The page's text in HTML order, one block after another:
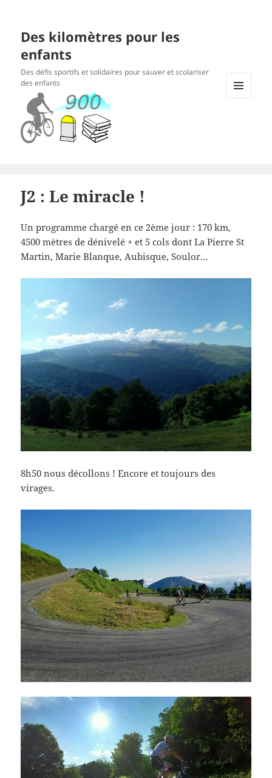
Des kilomètres pour les
enfants
Des défis sportifs et solidaires pour sauver et scolariser
des enfants
J2 : Le miracle !
Un programme chargé en ce 2ème jour : 170 km,
4500 mètres de dénivelé + et 5 cols dont La Pierre St
Martin, Marie Blanque, Aubisque, Soulor…
8h50 nous décollons ! Encore et toujours des
virages.